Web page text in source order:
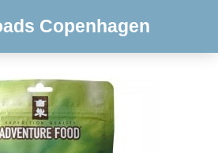
Copenhagen